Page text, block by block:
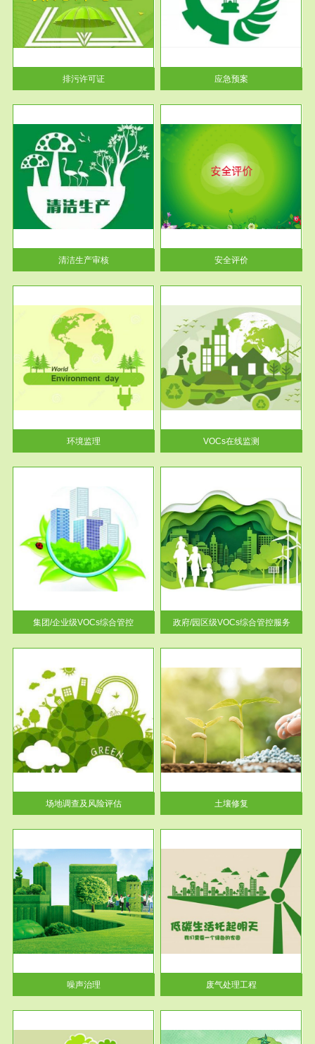
排污许可证
应急预案
根据《中华人民共和国环境保护
法》第十九条 企业事业单位应
当按照...
应急预案
清洁生产审核
服务范围
安全评价
安全评价安全评价目的是查找、
分析和预测工程、系统、生产经
营活...
安全评价
环境监理
服务范围
VOCs在线监测
根据《重点区域大气污染防
治“十二五”规划》有机废气净化
率达...
VOCs在线监测
集团/企业级VOCs综合管控
服务范围
政府/园区级VOCs综合管控服务
根据《石化行业挥发性有机物综
合整治方案》文件要求，到2017
年，全...
政府/园区级VOCs综合管控服务
场地调查及风险评估
服务范围
土壤修复
土壤修复
噪声治理
服务范围
废气处理工程
废气处理工程